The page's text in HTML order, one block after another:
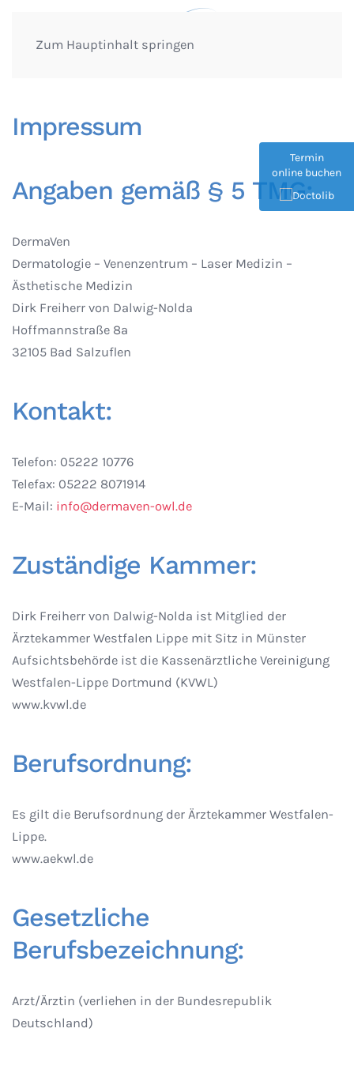
Zum Hauptinhalt springen
Impressum
Angaben gemäß § 5 TMG:
DermaVen
Dermatologie – Venenzentrum – Laser Medizin –
Ästhetische Medizin
Dirk Freiherr von Dalwig-Nolda
Hoffmannstraße 8a
32105 Bad Salzuflen
Kontakt:
Telefon: 05222 10776
Telefax: 05222 8071914
E-Mail: info@dermaven-owl.de
Zuständige Kammer:
Dirk Freiherr von Dalwig-Nolda ist Mitglied der
Ärztekammer Westfalen Lippe mit Sitz in Münster
Aufsichtsbehörde ist die Kassenärztliche Vereinigung
Westfalen-Lippe Dortmund (KVWL)
www.kvwl.de
Berufsordnung:
Es gilt die Berufsordnung der Ärztekammer Westfalen-
Lippe.
www.aekwl.de
Gesetzliche
Berufsbezeichnung:
Arzt/Ärztin (verliehen in der Bundesrepublik
Deutschland)
Termin
online buchen